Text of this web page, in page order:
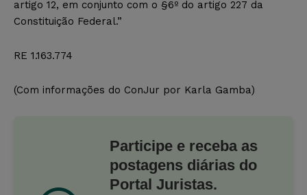
artigo 12, em conjunto com o §6º do artigo 227 da
Constituição Federal.”
RE 1.163.774
(Com informações do ConJur por Karla Gamba)
Participe e receba as
postagens diárias do
Portal Juristas.